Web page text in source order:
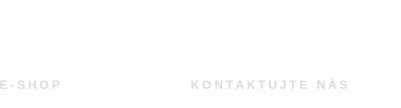
E-SHOP KONTAKTUJTE NÁS